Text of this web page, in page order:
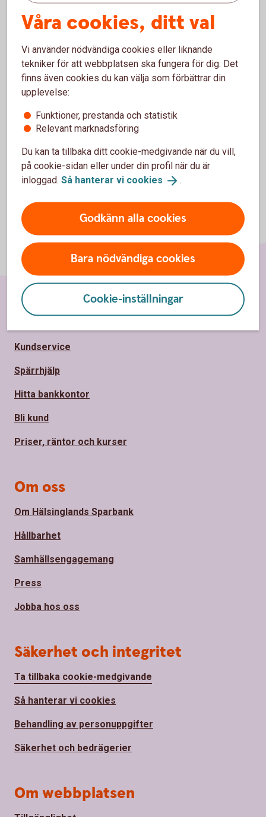
Avställningen av oljepannan ska ha skett under
år 2023–2026.
Fyll i vårt formulär och skicka in
avställningskvittot
Läs mer och fyll i vårt formulär här:
Formulär - ställ av oljepannan och få
avdrag
Våra cookies, ditt val
Vi använder nödvändiga cookies eller liknande
tekniker för att webbplatsen ska fungera för dig. Det
finns även cookies du kan välja som förbättrar din
upplevelse:
Funktioner, prestanda och statistik
Relevant marknadsföring
Du kan ta tillbaka ditt cookie-medgivande när du vill,
på cookie-sidan eller under din profil när du är
inloggad. Så hanterar vi cookies .
Godkänn alla cookies
Bara nödvändiga cookies
Cookie-inställningar
Sidfot
Hitta snabbt
Kundservice
Spärrhjälp
Hitta bankkontor
Bli kund
Priser, räntor och kurser
Om oss
Om Hälsinglands Sparbank
Hållbarhet
Samhällsengagemang
Press
Jobba hos oss
Säkerhet och integritet
Ta tillbaka cookie-medgivande
Så hanterar vi cookies
Behandling av personuppgifter
Säkerhet och bedrägerier
Om webbplatsen